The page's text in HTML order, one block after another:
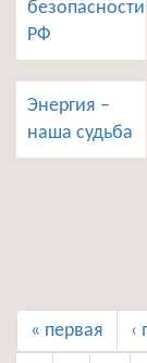
безопасности
РФ
Энергия –
наша судьба
« первая ‹